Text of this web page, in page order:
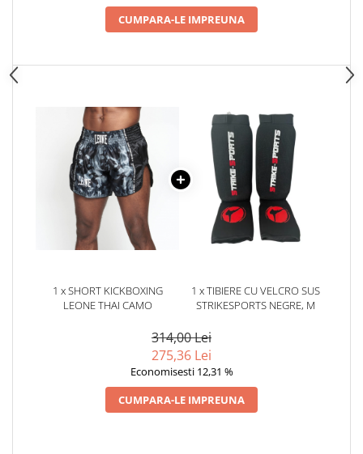
Suplimente pt Masa Musculara
Creatina
Medicina Sportiva/Recuperare
CUMPARA-LE IMPREUNA
1 x SHORT KICKBOXING
LEONE THAI CAMO
1 x TIBIERE CU VELCRO SUS
STRIKESPORTS NEGRE, M
314,00 Lei
275,36 Lei
Economisesti 12,31 %
CUMPARA-LE IMPREUNA